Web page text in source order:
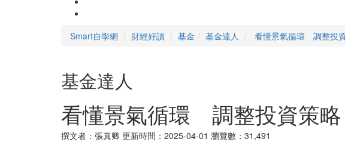
Smart自學網 財經好讀 基金 基金達人 看懂景氣循環 調整投
基金達人
看懂景氣循環 調整投資策略
撰文者：張真卿 更新時間：2025-04-01 瀏覽數：31,491